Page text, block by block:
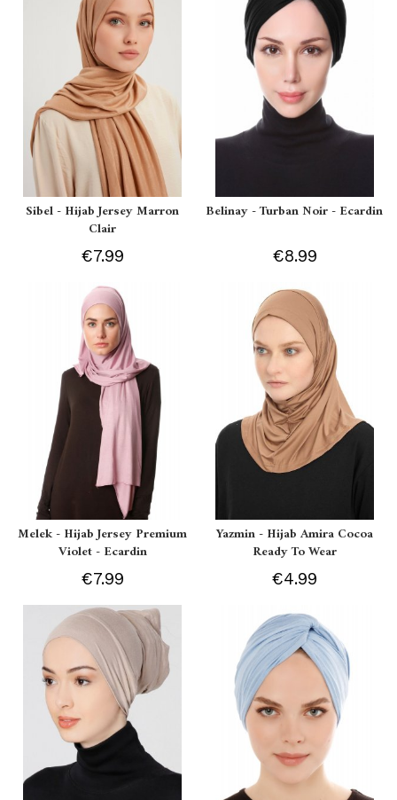
Sibel - Hijab Jersey Marron
Clair
€7.99
Belinay - Turban Noir - Ecardin
€8.99
Melek - Hijab Jersey Premium
Violet - Ecardin
€7.99
Yazmin - Hijab Amira Cocoa
Ready To Wear
€4.99